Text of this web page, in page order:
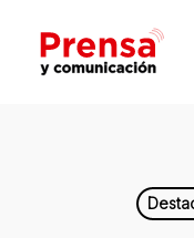
main